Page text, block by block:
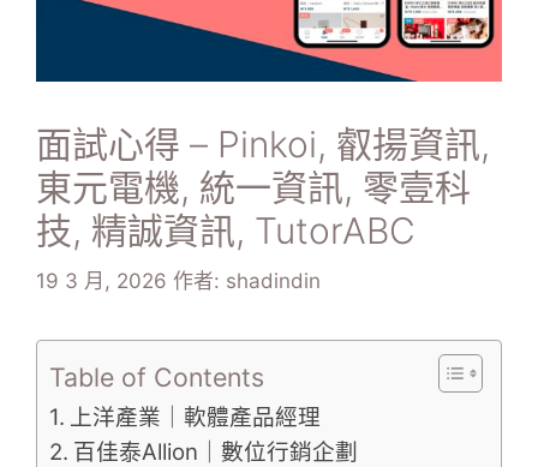
面試心得 – Pinkoi, 叡揚資訊,
東元電機, 統一資訊, 零壹科
技, 精誠資訊, TutorABC
19 3 月, 2026 作者: shadindin
Table of Contents
上洋產業｜軟體產品經理
百佳泰Allion｜數位行銷企劃